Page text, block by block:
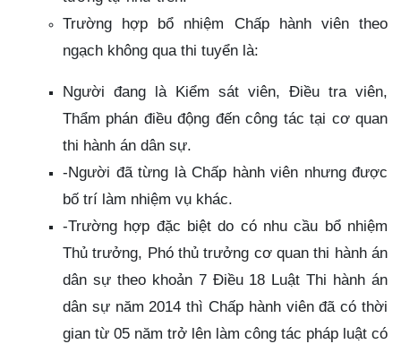
Trường hợp bổ nhiệm Chấp hành viên theo
ngạch không qua thi tuyển là:
Người đang là Kiểm sát viên, Điều tra viên,
Thẩm phán điều động đến công tác tại cơ quan
thi hành án dân sự.
-Người đã từng là Chấp hành viên nhưng được
bố trí làm nhiệm vụ khác.
-Trường hợp đặc biệt do có nhu cầu bổ nhiệm
Thủ trưởng, Phó thủ trưởng cơ quan thi hành án
dân sự theo khoản 7 Điều 18 Luật Thi hành án
dân sự năm 2014 thì Chấp hành viên đã có thời
gian từ 05 năm trở lên làm công tác pháp luật có